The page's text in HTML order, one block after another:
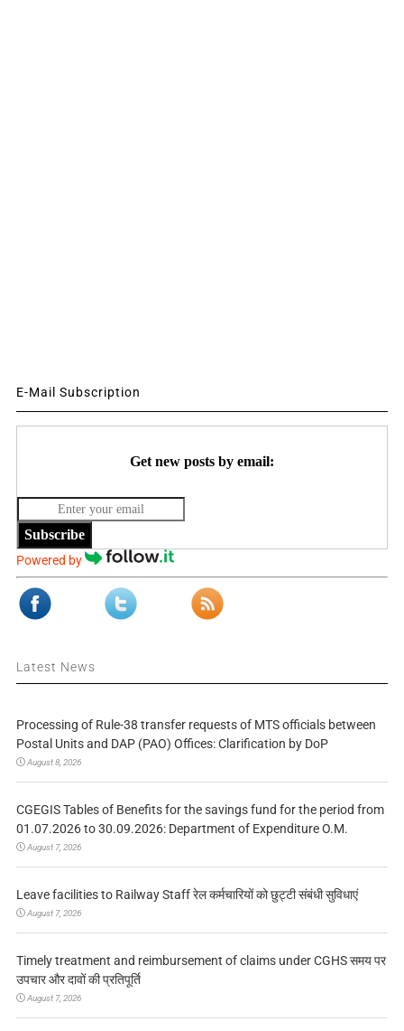
E-Mail Subscription
Get new posts by email:
Subscribe
Powered by
Latest News
Processing of Rule-38 transfer requests of MTS officials between
Postal Units and DAP (PAO) Offices: Clarification by DoP
August 8, 2026
CGEGIS Tables of Benefits for the savings fund for the period from
01.07.2026 to 30.09.2026: Department of Expenditure O.M.
August 7, 2026
Leave facilities to Railway Staff रेल कर्मचारियों को छुट्टी संबंधी सुविधाएं
August 7, 2026
Timely treatment and reimbursement of claims under CGHS समय पर
उपचार और दावों की प्रतिपूर्ति
August 7, 2026